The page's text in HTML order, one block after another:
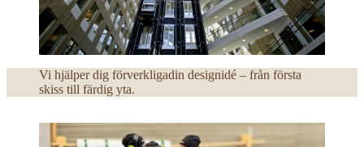
Vi hjälper dig förverkligadin designidé – från första
skiss till färdig yta.